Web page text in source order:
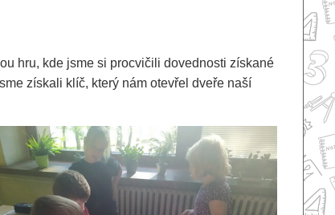
hru, kde jsme si procvičili dovednosti získané
získali klíč, který nám otevřel dveře naší